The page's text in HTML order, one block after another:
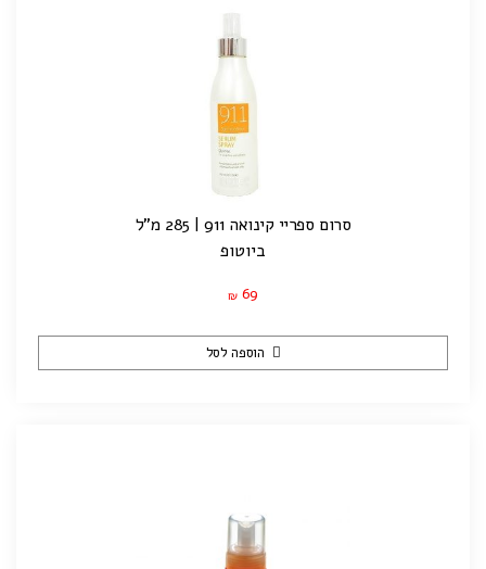
סרום ספריי קינואה 911 | 285 מ"ל
ביוטופ
₪ 69
הוספה לסל